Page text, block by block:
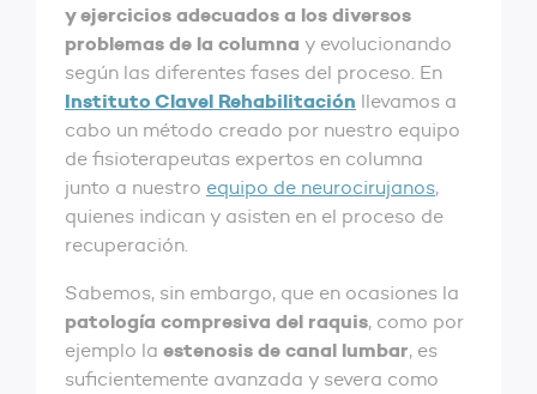
y ejercicios adecuados a los diversos
problemas de la columna y evolucionando
según las diferentes fases del proceso. En
Instituto Clavel Rehabilitación llevamos a
cabo un método creado por nuestro equipo
de fisioterapeutas expertos en columna
junto a nuestro equipo de neurocirujanos,
quienes indican y asisten en el proceso de
recuperación.
Sabemos, sin embargo, que en ocasiones la
patología compresiva del raquis, como por
ejemplo la estenosis de canal lumbar, es
suficientemente avanzada y severa como